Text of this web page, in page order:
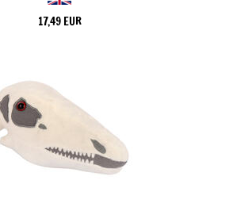
17,49 EUR